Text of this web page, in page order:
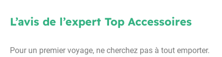
L’avis de l’expert Top Accessoires
Pour un premier voyage, ne cherchez pas à tout emporter.